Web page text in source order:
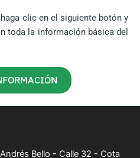
clic en el siguiente botón y
toda la información básica del
Bello - Calle 32 - Cota